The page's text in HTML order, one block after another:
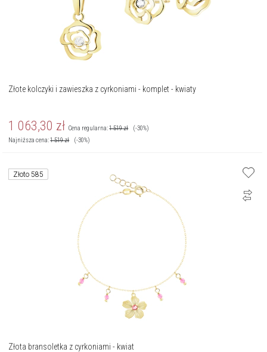
Złote kolczyki i zawieszka z cyrkoniami - komplet - kwiaty
1 063,30 zł Cena regularna:1 519zł
(-30%)
Najniższa cena:1 519zł (-30%)
Złoto 585
Złota bransoletka z cyrkoniami - kwiat